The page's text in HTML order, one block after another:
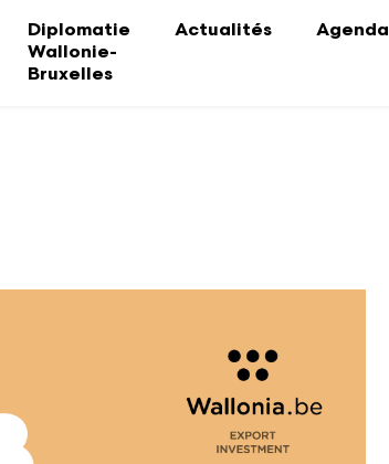
Diplomatie
Wallonie-
Bruxelles
Actualités Agenda